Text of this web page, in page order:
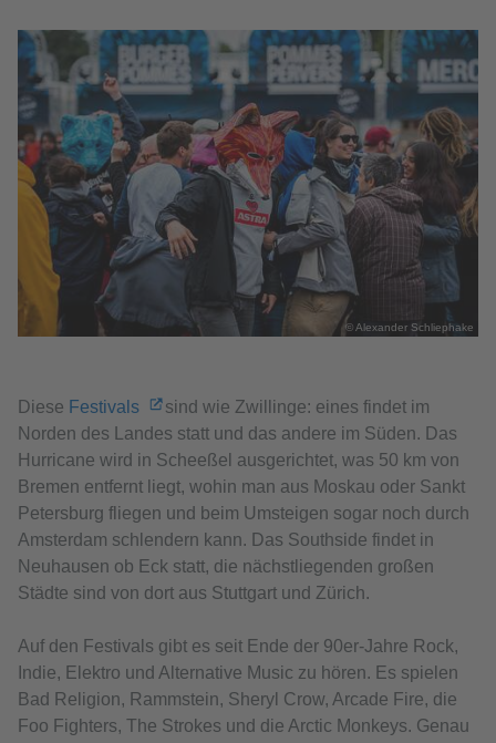
© Alexander Schliephake
Diese Festivals
sind wie Zwillinge: eines findet im
Norden des Landes statt und das andere im Süden. Das
Hurricane wird in Scheeßel ausgerichtet, was 50 km von
Bremen entfernt liegt, wohin man aus Moskau oder Sankt
Petersburg fliegen und beim Umsteigen sogar noch durch
Amsterdam schlendern kann. Das Southside findet in
Neuhausen ob Eck statt, die nächstliegenden großen
Städte sind von dort aus Stuttgart und Zürich.
Auf den Festivals gibt es seit Ende der 90er-Jahre Rock,
Indie, Elektro und Alternative Music zu hören. Es spielen
Bad Religion, Rammstein, Sheryl Crow, Arcade Fire, die
Foo Fighters, The Strokes und die Arctic Monkeys. Genau